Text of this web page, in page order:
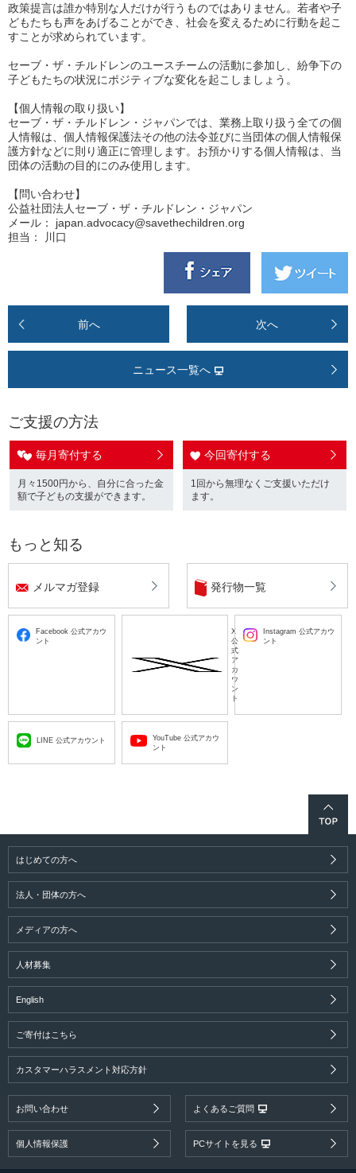
政策提言は誰か特別な人だけが行うものではありません。若者や子
どもたちも声をあげることができ、社会を変えるために行動を起こ
すことが求められています。
セーブ・ザ・チルドレンのユースチームの活動に参加し、紛争下の
子どもたちの状況にポジティブな変化を起こしましょう。
【個人情報の取り扱い】
セーブ・ザ・チルドレン・ジャパンでは、業務上取り扱う全ての個
人情報は、個人情報保護法その他の法令並びに当団体の個人情報保
護方針などに則り適正に管理します。お預かりする個人情報は、当
団体の活動の目的にのみ使用します。
【問い合わせ】
公益社団法人セーブ・ザ・チルドレン・ジャパン
メール： japan.advocacy@savethechildren.org
担当： 川口
前へ 次へ
ニュース一覧へ
ご支援の方法
毎月寄付する
月々1500円から、自分に合った金
額で子どもの支援ができます。
今回寄付する
1回から無理なくご支援いただけ
ます。
もっと知る
メルマガ登録 発行物一覧
Facebook 公式アカウ
ント
X
公
式
ア
カ
ウ
ン
ト
Instagram 公式アカウ
ント
LINE 公式アカウント
YouTube 公式アカウ
ント
はじめての方へ
法人・団体の方へ
メディアの方へ
人材募集
English
ご寄付はこちら
カスタマーハラスメント対応方針
お問い合わせ よくあるご質問
個人情報保護 PCサイトを見る